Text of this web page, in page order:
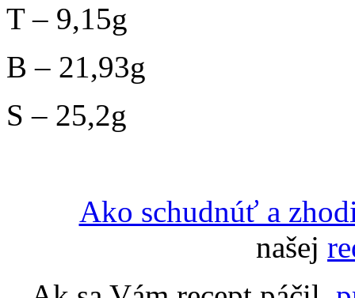
T – 9,15g
B – 21,93g
S – 25,2g
Ako schudnúť a
našej